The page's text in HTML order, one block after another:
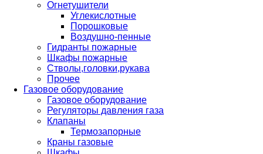
Огнетушители
Углекислотные
Порошковые
Воздушно-пенные
Гидранты пожарные
Шкафы пожарные
Стволы,головки,рукава
Прочее
Газовое оборудование
Газовое оборудование
Регуляторы давления газа
Клапаны
Термозапорные
Краны газовые